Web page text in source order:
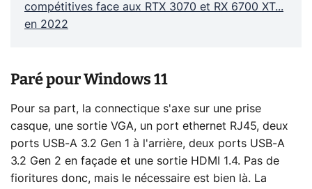
compétitives face aux RTX 3070 et RX 6700 XT...
en 2022
Paré pour Windows 11
Pour sa part, la connectique s'axe sur une prise
casque, une sortie VGA, un port ethernet RJ45, deux
ports USB-A 3.2 Gen 1 à l'arrière, deux ports USB-A
3.2 Gen 2 en façade et une sortie HDMI 1.4. Pas de
fioritures donc, mais le nécessaire est bien là. La